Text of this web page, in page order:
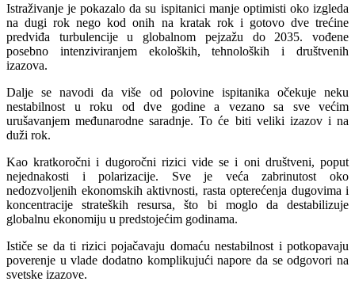
Istraživanje je pokazalo da su ispitanici manje optimisti oko izgleda
na dugi rok nego kod onih na kratak rok i gotovo dve trećine
predviđa turbulencije u globalnom pejzažu do 2035. vođene
posebno intenziviranjem ekoloških, tehnoloških i društvenih
izazova.
Dalje se navodi da više od polovine ispitanika očekuje neku
nestabilnost u roku od dve godine a vezano sa sve većim
urušavanjem međunarodne saradnje. To će biti veliki izazov i na
duži rok.
Kao kratkoročni i dugoročni rizici vide se i oni društveni, poput
nejednakosti i polarizacije. Sve je veća zabrinutost oko
nedozvoljenih ekonomskih aktivnosti, rasta opterećenja dugovima i
koncentracije strateških resursa, što bi moglo da destabilizuje
globalnu ekonomiju u predstojećim godinama.
Ističe se da ti rizici pojačavaju domaću nestabilnost i potkopavaju
poverenje u vlade dodatno komplikujući napore da se odgovori na
svetske izazove.